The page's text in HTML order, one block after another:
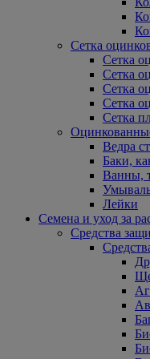
Сетка
Сетка
Сетка
Сетка
Сетка
Сетка
Ведра
Баки,
Ванны,
Лейки
Семена и уход за
Средства